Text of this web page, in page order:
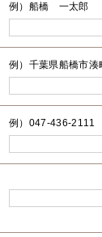
例）船橋 一太郎
例）千葉県船橋市
例）047-436-2111